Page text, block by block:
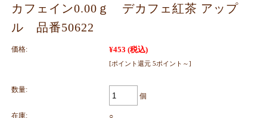
カフェイン0.00ｇ デカフェ紅茶 アップ
ル 品番50622
価格: ¥453 (税込)
[ポイント還元 5ポイント～]
数量:
個
在庫: ○